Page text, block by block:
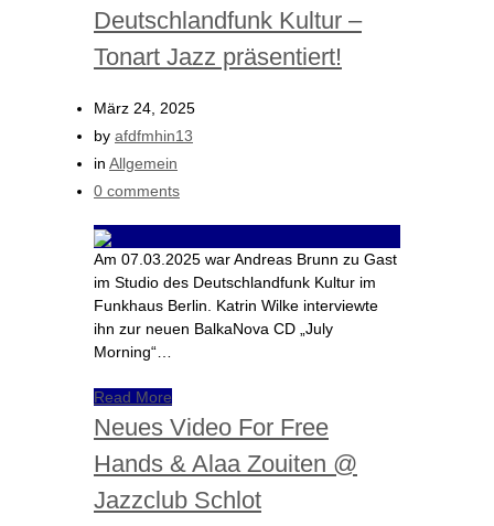
Deutschlandfunk Kultur –
Tonart Jazz präsentiert!
März 24, 2025
by afdfmhin13
in Allgemein
0 comments
Am 07.03.2025 war Andreas Brunn zu Gast
im Studio des Deutschlandfunk Kultur im
Funkhaus Berlin. Katrin Wilke interviewte
ihn zur neuen BalkaNova CD „July
Morning“…
Read More
Neues Video For Free
Hands & Alaa Zouiten @
Jazzclub Schlot